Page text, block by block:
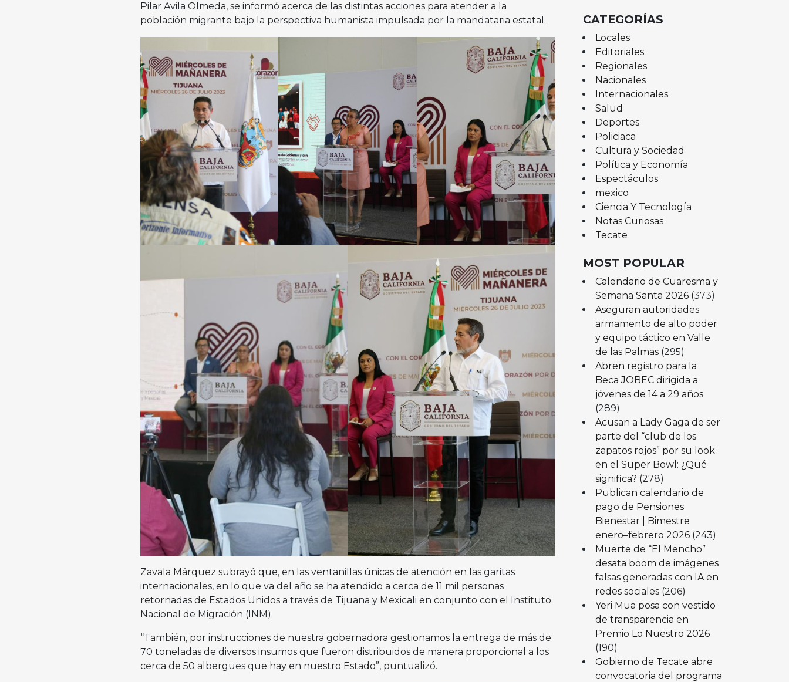
Pilar Avila Olmeda, se informó acerca de las distintas acciones para atender a la
población migrante bajo la perspectiva humanista impulsada por la mandataria estatal.
Zavala Márquez subrayó que, en las ventanillas únicas de atención en las garitas
internacionales, en lo que va del año se ha atendido a cerca de 11 mil personas
retornadas de Estados Unidos a través de Tijuana y Mexicali en conjunto con el Instituto
Nacional de Migración (INM).
“También, por instrucciones de nuestra gobernadora gestionamos la entrega de más de
70 toneladas de diversos insumos que fueron distribuidos de manera proporcional a los
cerca de 50 albergues que hay en nuestro Estado”, puntualizó.
CATEGORÍAS
Locales
Editoriales
Regionales
Nacionales
Internacionales
Salud
Deportes
Policiaca
Cultura y Sociedad
Política y Economía
Espectáculos
mexico
Ciencia Y Tecnología
Notas Curiosas
Tecate
MOST POPULAR
Calendario de Cuaresma y
Semana Santa 2026 (373)
Aseguran autoridades
armamento de alto poder
y equipo táctico en Valle
de las Palmas (295)
Abren registro para la
Beca JOBEC dirigida a
jóvenes de 14 a 29 años
(289)
Acusan a Lady Gaga de ser
parte del “club de los
zapatos rojos” por su look
en el Super Bowl: ¿Qué
significa? (278)
Publican calendario de
pago de Pensiones
Bienestar | Bimestre
enero–febrero 2026 (243)
Muerte de “El Mencho”
desata boom de imágenes
falsas generadas con IA en
redes sociales (206)
Yeri Mua posa con vestido
de transparencia en
Premio Lo Nuestro 2026
(190)
Gobierno de Tecate abre
convocatoria del programa